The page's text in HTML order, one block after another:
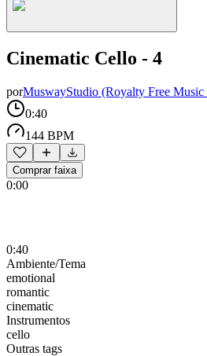
Cinematic Cello - 4
porMuswayStudio (Royalty Free
0:40
144 BPM
Comprar faixa
0:00
0:40
Ambiente/Tema
emotional
romantic
cinematic
Instrumentos
cello
Outras tags